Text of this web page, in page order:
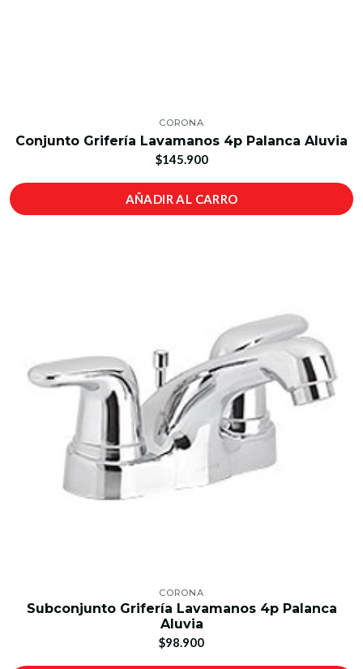
CORONA
Conjunto Grifería Lavamanos 4p Palanca Aluvia
$145.900
AÑADIR AL CARRO
CORONA
Subconjunto Grifería Lavamanos 4p Palanca
Aluvia
$98.900